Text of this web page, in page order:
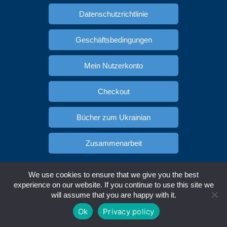
Datenschutzrichtlinie
Geschäftsbedingungen
Mein Nutzerkonto
Checkout
Bücher zum Ukrainian
Zusammenarbeit
Copyright © Ukracademia.com. All rights reserved.
Deutsch Spanisch
We use cookies to ensure that we give you the best
experience on our website. If you continue to use this site we
will assume that you are happy with it.
Ok Privacy policy